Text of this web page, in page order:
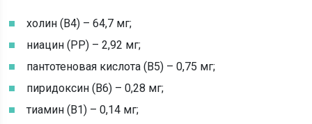
холин (B4) – 64,7 мг;
ниацин (РР) – 2,92 мг;
пантотеновая кислота (В5) – 0,75 мг;
пиридоксин (B6) – 0,28 мг;
тиамин (B1) – 0,14 мг;